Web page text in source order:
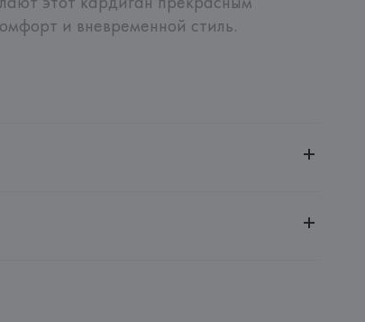
и вневременной стиль.
г. Минск, ул. Рафиева, д. 64, помещение 2-27